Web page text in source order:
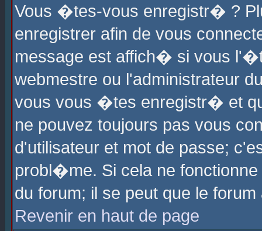
Vous �tes-vous enregistr� ?
enregistrer afin de vous
message est affich� si vous
webmestre ou l'administrateur
vous vous �tes enregistr� et
ne pouvez toujours pas vous
d'utilisateur et mot de passe;
probl�me. Si cela ne
du forum; il se peut que le
Revenir en haut de page